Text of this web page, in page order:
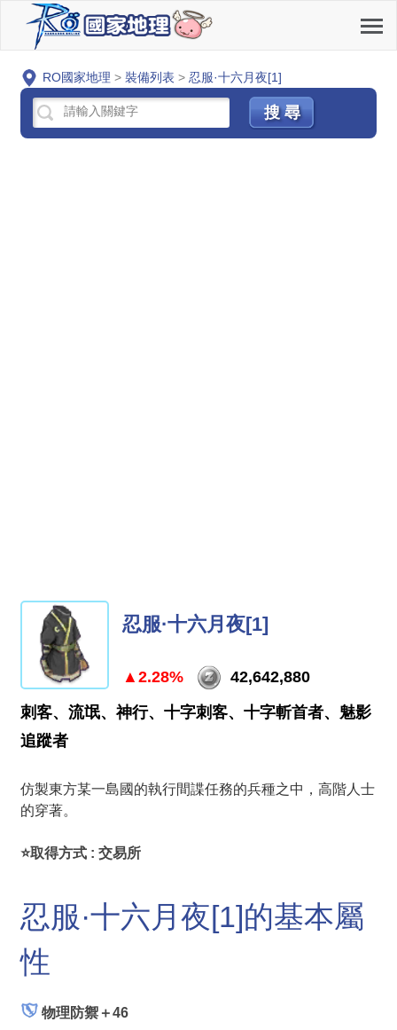
RO國家地理 > 裝備列表 > 忍服·十六月夜[1]
忍服·十六月夜[1]
▲2.28%
42,642,880
刺客、流氓、神行、十字刺客、十字斬首者、魅影
追蹤者
仿製東方某一島國的執行間諜任務的兵種之中，高階人士
的穿著。
⭐取得方式 : 交易所
忍服·十六月夜[1]的基本屬
性
物理防禦＋46